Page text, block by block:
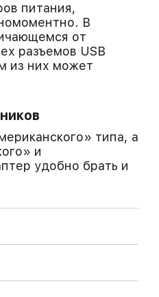
питания,
В
от
разъемов USB
из них может
типа, а
и
удобно брать и